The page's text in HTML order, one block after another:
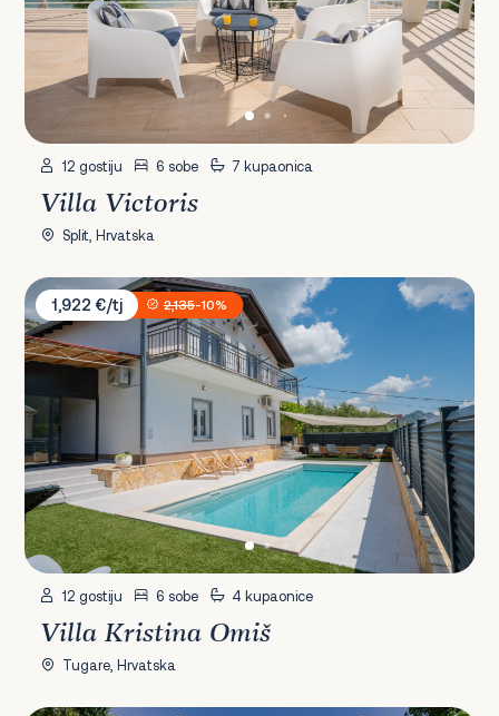
12 gostiju 6 sobe 7 kupaonica
Villa Victoris
Split, Hrvatska
Villa Kristina Omiš
1,922 €/tj
2,135-10%
12 gostiju 6 sobe 4 kupaonice
Villa Kristina Omiš
Tugare, Hrvatska